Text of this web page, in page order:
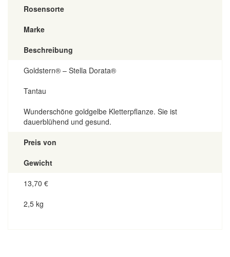
Rosensorte
Marke
Beschreibung
Goldstern® – Stella Dorata®
Tantau
Wunderschöne goldgelbe Kletterpflanze. Sie ist
dauerblühend und gesund.
Preis von
Gewicht
13,70 €
2,5 kg